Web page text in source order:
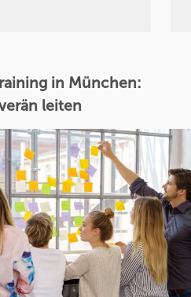
in München:
leiten